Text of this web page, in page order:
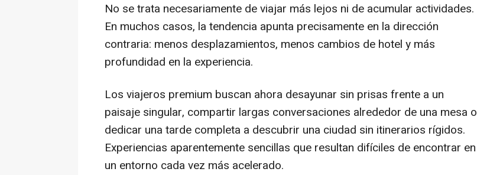
No se trata necesariamente de viajar más lejos ni de acumular actividades.
En muchos casos, la tendencia apunta precisamente en la dirección
contraria: menos desplazamientos, menos cambios de hotel y más
profundidad en la experiencia.
Los viajeros premium buscan ahora desayunar sin prisas frente a un
paisaje singular, compartir largas conversaciones alrededor de una mesa o
dedicar una tarde completa a descubrir una ciudad sin itinerarios rígidos.
Experiencias aparentemente sencillas que resultan difíciles de encontrar en
un entorno cada vez más acelerado.